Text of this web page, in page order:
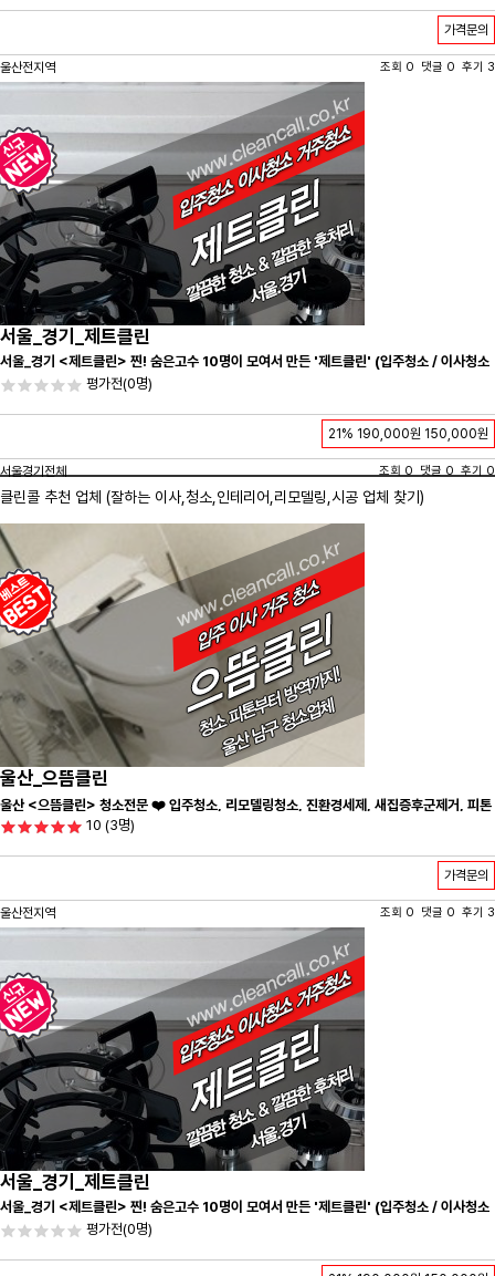
가격문의
울산전지역 조회 0 댓글 0 후기 3
서울_경기_제트클린
서울_경기 <제트클린> 찐! 숨은고수 10명이 모여서 만든 '제트클린' (입주청소 / 이사청소
/ 줄눈시공) 항상 꼼꼼하게 친절하게 응대하겠습니다^-^
평가전(0명)
21% 190,000원 150,000원
서울경기전체 조회 0 댓글 0 후기 0
클린콜 추천 업체 (잘하는 이사, 청소 ,인테리어,리모델링,시공 업체 찾기)
울산_으뜸클린
울산 <으뜸클린> 청소전문 ❤️ 입주청소, 리모델링청소, 진환경세제, 새집증후군제거, 피톤
치드시공 전문 청소 업체 ❤️
10 (3명)
가격문의
울산전지역 조회 0 댓글 0 후기 3
서울_경기_제트클린
서울_경기 <제트클린> 찐! 숨은고수 10명이 모여서 만든 '제트클린' (입주청소 / 이사청소
/ 줄눈시공) 항상 꼼꼼하게 친절하게 응대하겠습니다^-^
평가전(0명)